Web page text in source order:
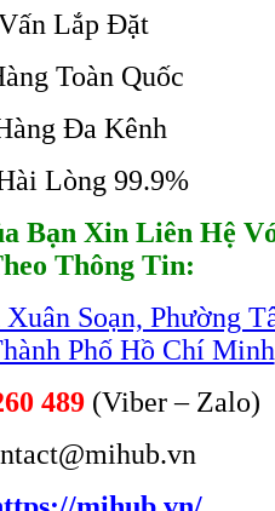
Lắp Đặt
Toàn Quốc
Đa Kênh
Lòng 99.9%
Bạn Xin Liên Hệ
Thông Tin:
Soạn, Phường
Phố Hồ Chí Minh
489(Viber – Zalo)